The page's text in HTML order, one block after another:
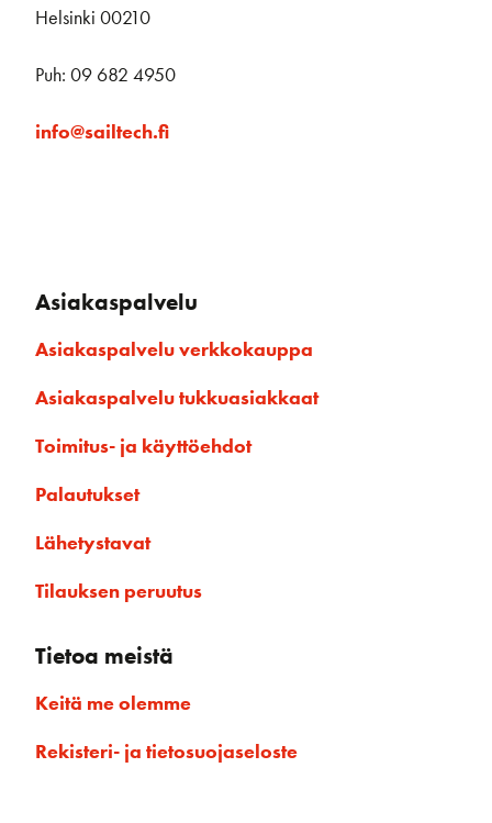
Helsinki 00210
Puh: 09 682 4950
info@sailtech.fi
Asiakaspalvelu
Asiakaspalvelu verkkokauppa
Asiakaspalvelu tukkuasiakkaat
Toimitus- ja käyttöehdot
Palautukset
Lähetystavat
Tilauksen peruutus
Tietoa meistä
Keitä me olemme
Rekisteri- ja tietosuojaseloste